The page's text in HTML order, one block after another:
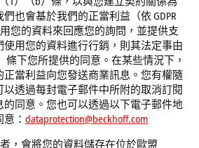
也會基於我們的正當利益（依 GDPR
您的資料來回應您的詢問，並提供支
用您的資料進行行銷，則其法定事由
條下您所提供的同意。在某些情況下，
當利益向您發送商業訊息。您有權隨
透過每封電子郵件中所附的取消訂閱
同意。您也可以透過以下電子郵件地
： dataprotection@beckhoff.com
，會將您的資料儲存在位於歐盟